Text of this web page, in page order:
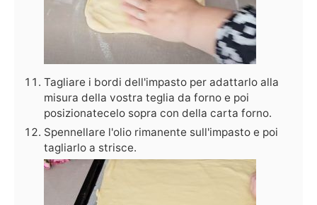
Tagliare i bordi dell'impasto per adattarlo alla
misura della vostra teglia da forno e poi
posizionatecelo sopra con della carta forno.
Spennellare l'olio rimanente sull'impasto e poi
tagliarlo a strisce.